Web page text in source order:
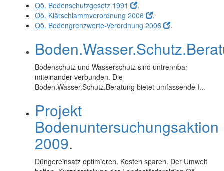
Oö. Bodenschutzgesetz 1991
.
Oö. Klärschlammverordnung 2006
.
Oö. Bodengrenzwerte-Verordnung 2006 .
Bodenschutz und Wasserschutz sind untrennbar
miteinander verbunden. Die
Boden.Wasser.Schutz.Beratung bietet umfassende I...
Projekt
Bodenuntersuchungsaktion
2009.
Düngereinsatz optimieren. Kosten sparen. Der Umwelt